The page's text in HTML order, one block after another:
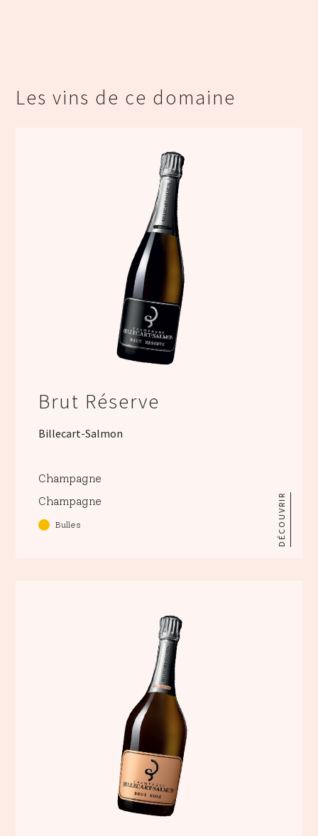
Les vins de ce domaine
Brut Réserve
Billecart-Salmon
Champagne
Champagne
Bulles DÉCOUVRIR